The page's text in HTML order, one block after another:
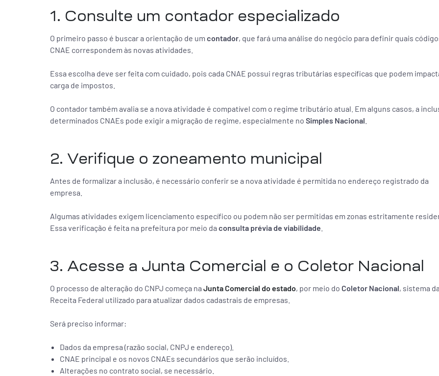
1. Consulte um contador especializado
O primeiro passo é buscar a orientação de um contador, que fará uma análise do negócio para definir quais
CNAE correspondem às novas atividades.
Essa escolha deve ser feita com cuidado, pois cada CNAE possui regras tributárias específicas que podem
carga de impostos.
O contador também avalia se a nova atividade é compatível com o regime tributário atual. Em alguns casos, a
determinados CNAEs pode exigir a migração de regime, especialmente no Simples Nacional
2. Verifique o zoneamento municipal
Antes de formalizar a inclusão, é necessário conferir se a nova atividade é permitida no endereço registrado da
empresa.
Algumas atividades exigem licenciamento específico ou podem não ser permitidas em zonas estritamente
Essa verificação é feita na prefeitura por meio da consulta prévia de viabilidade
3. Acesse a Junta Comercial e o Coletor Nacional
O processo de alteração do CNPJ começa na Junta Comercial do estado, por meio do Coletor Nacional, sistema da
Receita Federal utilizado para atualizar dados cadastrais de empresas.
Será preciso informar:
Dados da empresa (razão social, CNPJ e endereço).
CNAE principal e os novos CNAEs secundários que serão incluídos.
Alterações no contrato social, se necessário.